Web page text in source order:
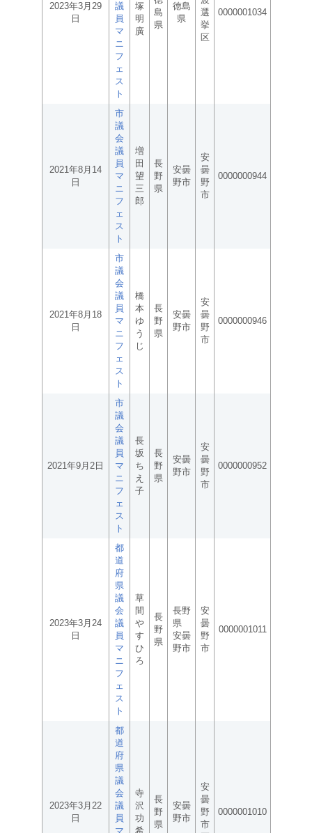
2023年3月29
日
議
員
マ
ニ
フ
ェ
ス
ト
塚
明
廣
島
県
徳島
県
選
挙
区
0000001034
2021年8月14
日
市
議
会
議
員
マ
ニ
フ
ェ
ス
ト
増
田
望
三
郎
長
野
県
安曇
野市
安
曇
野
市
0000000944
2021年8月18
日
市
議
会
議
員
マ
ニ
フ
ェ
ス
ト
橋
本
ゆ
う
じ
長
野
県
安曇
野市
安
曇
野
市
0000000946
2021年9月2日
市
議
会
議
員
マ
ニ
フ
ェ
ス
ト
長
坂
ち
え
子
長
野
県
安曇
野市
安
曇
野
市
0000000952
2023年3月24
日
都
道
府
県
議
会
議
員
マ
ニ
フ
ェ
ス
ト
草
間
や
す
ひ
ろ
長
野
県
長野
県
安曇
野市
安
曇
野
市
0000001011
2023年3月22
日
都
道
府
県
議
会
議
員
マ
寺
沢
功
希
長
野
県
安曇
野市
安
曇
野
市
0000001010